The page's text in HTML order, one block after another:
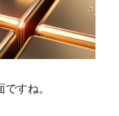
すね。